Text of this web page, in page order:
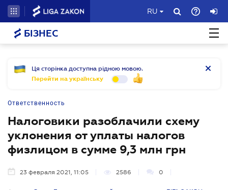
RU
БІЗНЕС
Ця сторінка доступна рідною мовою.
Перейти на українську
Ответственность
Налоговики разоблачили схему
уклонения от уплаты налогов
физлицом в сумме 9,3 млн грн
23 февраля 2021, 11:05 2586 0